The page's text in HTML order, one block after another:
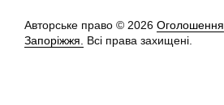
Авторське право © 2026 Оголошення
Запоріжжя.
Всі права захищені.